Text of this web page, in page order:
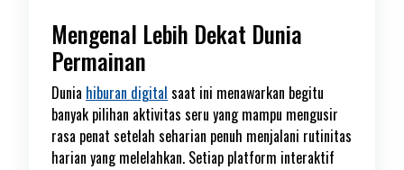
Mengenal Lebih Dekat Dunia
Permainan
Dunia hiburan digital saat ini menawarkan begitu
banyak pilihan aktivitas seru yang mampu mengusir
rasa penat setelah seharian penuh menjalani rutinitas
harian yang melelahkan. Setiap platform interaktif